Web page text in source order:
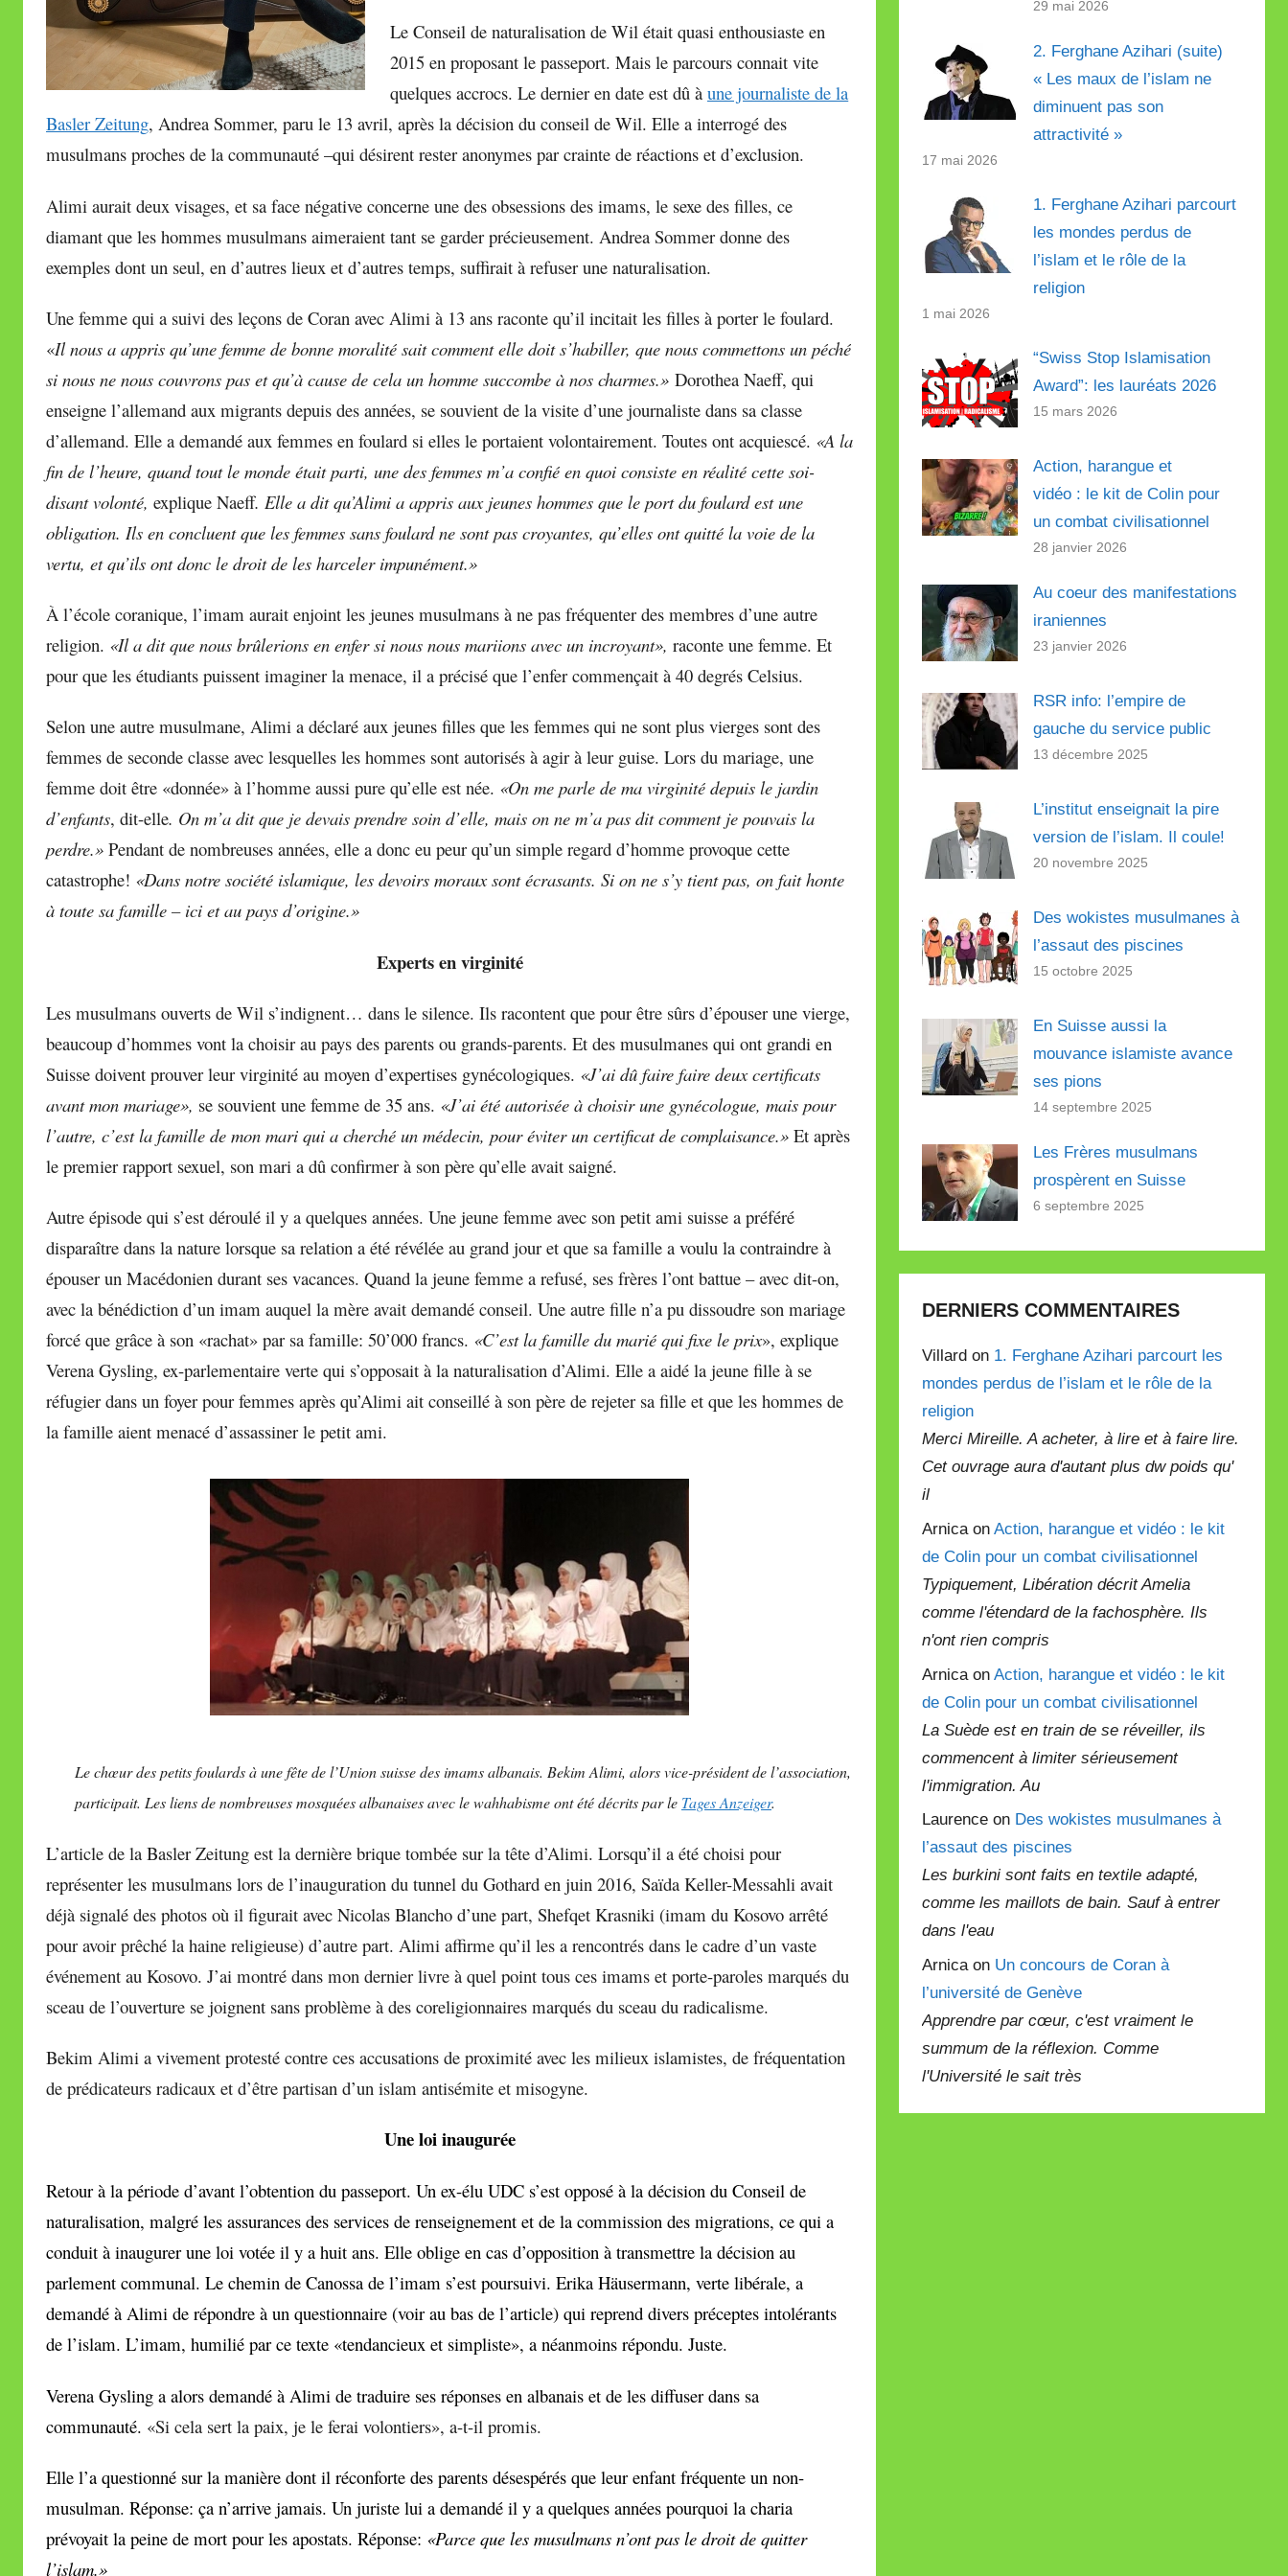
Le Conseil de naturalisation de Wil était quasi enthousiaste en
2015 en proposant le passeport. Mais le parcours connait vite
quelques accrocs. Le dernier en date est dû àune journaliste de la
Basler Zeitung, Andrea Sommer, paru le 13 avril, après la décision du conseil de Wil. Elle a interrogé des
musulmans proches de la communauté –qui désirent rester anonymes par crainte de réactions et d’exclusion.
Alimi aurait deux visages, et sa face négative concerne une des obsessions des imams, le sexe des filles, ce
diamant que les hommes musulmans aimeraient tant se garder précieusement. Andrea Sommer donne des
exemples dont un seul, en d’autres lieux et d’autres temps, suffirait à refuser une naturalisation.
Une femme qui a suivi des leçons de Coran avec Alimi à 13 ans raconte qu’il incitait les filles à porter le foulard.
«Il nous a appris qu’une femme de bonne moralité sait comment elle doit s’habiller, que nous commettons un péché
si nous ne nous couvrons pas et qu’à cause de cela un homme succombe à nos charmes.» Dorothea Naeff, qui
enseigne l’allemand aux migrants depuis des années, se souvient de la visite d’une journaliste dans sa classe
d’allemand. Elle a demandé aux femmes en foulard si elles le portaient volontairement. Toutes ont acquiescé. «A la
fin de l’heure, quand tout le monde était parti, une des femmes m’a confié en quoi consiste en réalité cette soi-
disant volonté, explique Naeff. Elle a dit qu’Alimi a appris aux jeunes hommes que le port du foulard est une
obligation. Ils en concluent que les femmes sans foulard ne sont pas croyantes, qu’elles ont quitté la voie de la
vertu, et qu’ils ont donc le droit de les harceler impunément.»
À l’école coranique, l’imam aurait enjoint les jeunes musulmans à ne pas fréquenter des membres d’une autre
religion. «Il a dit que nous brûlerions en enfer si nous nous mariions avec un incroyant», raconte une femme. Et
pour que les étudiants puissent imaginer la menace, il a précisé que l’enfer commençait à 40 degrés Celsius.
Selon une autre musulmane, Alimi a déclaré aux jeunes filles que les femmes qui ne sont plus vierges sont des
femmes de seconde classe avec lesquelles les hommes sont autorisés à agir à leur guise. Lors du mariage, une
femme doit être «donnée» à l’homme aussi pure qu’elle est née. «On me parle de ma virginité depuis le jardin
d’enfants, dit-elle. On m’a dit que je devais prendre soin d’elle, mais on ne m’a pas dit comment je pouvais la
perdre.» Pendant de nombreuses années, elle a donc eu peur qu’un simple regard d’homme provoque cette
catastrophe! «Dans notre société islamique, les devoirs moraux sont écrasants. Si on ne s’y tient pas, on fait honte
à toute sa famille – ici et au pays d’origine.»
Experts en virginité
Les musulmans ouverts de Wil s’indignent… dans le silence. Ils racontent que pour être sûrs d’épouser une vierge,
beaucoup d’hommes vont la choisir au pays des parents ou grands-parents. Et des musulmanes qui ont grandi en
Suisse doivent prouver leur virginité au moyen d’expertises gynécologiques. «J’ai dû faire faire deux certificats
avant mon mariage», se souvient une femme de 35 ans. «J’ai été autorisée à choisir une gynécologue, mais pour
l’autre, c’est la famille de mon mari qui a cherché un médecin, pour éviter un certificat de complaisance.» Et après
le premier rapport sexuel, son mari a dû confirmer à son père qu’elle avait saigné.
Autre épisode qui s’est déroulé il y a quelques années. Une jeune femme avec son petit ami suisse a préféré
disparaître dans la nature lorsque sa relation a été révélée au grand jour et que sa famille a voulu la contraindre à
épouser un Macédonien durant ses vacances. Quand la jeune femme a refusé, ses frères l’ont battue – avec dit-on,
avec la bénédiction d’un imam auquel la mère avait demandé conseil. Une autre fille n’a pu dissoudre son mariage
forcé que grâce à son «rachat» par sa famille: 50’000 francs. «C’est la famille du marié qui fixe le prix», explique
Verena Gysling, ex-parlementaire verte qui s’opposait à la naturalisation d’Alimi. Elle a aidé la jeune fille à se
réfugier dans un foyer pour femmes après qu’Alimi ait conseillé à son père de rejeter sa fille et que les hommes de
la famille aient menacé d’assassiner le petit ami.
Le chœur des petits foulards à une fête de l’Union suisse des imams albanais. Bekim Alimi, alors vice-président de l’association,
participait. Les liens de nombreuses mosquées albanaises avec le wahhabisme ont été décrits par le Tages Anzeiger.
L’article de la Basler Zeitung est la dernière brique tombée sur la tête d’Alimi. Lorsqu’il a été choisi pour
représenter les musulmans lors de l’inauguration du tunnel du Gothard en juin 2016, Saïda Keller-Messahli avait
déjà signalé des photos où il figurait avec Nicolas Blancho d’une part, Shefqet Krasniki (imam du Kosovo arrêté
pour avoir prêché la haine religieuse) d’autre part. Alimi affirme qu’il les a rencontrés dans le cadre d’un vaste
événement au Kosovo. J’ai montré dans mon dernier livre à quel point tous ces imams et porte-paroles marqués du
sceau de l’ouverture se joignent sans problème à des coreligionnaires marqués du sceau du radicalisme.
Bekim Alimi a vivement protesté contre ces accusations de proximité avec les milieux islamistes, de fréquentation
de prédicateurs radicaux et d’être partisan d’un islam antisémite et misogyne.
Une loi inaugurée
Retour à la période d’avant l’obtention du passeport. Un ex-élu UDC s’est opposé à la décision du Conseil de
naturalisation, malgré les assurances des services de renseignement et de la commission des migrations, ce qui a
conduit à inaugurer une loi votée il y a huit ans. Elle oblige en cas d’opposition à transmettre la décision au
parlement communal. Le chemin de Canossa de l’imam s’est poursuivi. Erika Häusermann, verte libérale, a
demandé à Alimi de répondre à un questionnaire (voir au bas de l’article) qui reprend divers préceptes intolérants
de l’islam. L’imam, humilié par ce texte «tendancieux et simpliste», a néanmoins répondu. Juste.
Verena Gysling a alors demandé à Alimi de traduire ses réponses en albanais et de les diffuser dans sa
communauté. «Si cela sert la paix, je le ferai volontiers», a-t-il promis.
Elle l’a questionné sur la manière dont il réconforte des parents désespérés que leur enfant fréquente un non-
musulman. Réponse: ça n’arrive jamais. Un juriste lui a demandé il y a quelques années pourquoi la charia
prévoyait la peine de mort pour les apostats. Réponse: «Parce que les musulmans n’ont pas le droit de quitter
l’islam.»
29 mai 2026
2. Ferghane Azihari (suite)
« Les maux de l’islam ne
diminuent pas son
attractivité »
17 mai 2026
1. Ferghane Azihari parcourt
les mondes perdus de
l’islam et le rôle de la
religion
1 mai 2026
“Swiss Stop Islamisation
Award”: les lauréats 2026
15 mars 2026
Action, harangue et
vidéo : le kit de Colin pour
un combat civilisationnel
28 janvier 2026
Au coeur des manifestations
iraniennes
23 janvier 2026
RSR info: l’empire de
gauche du service public
13 décembre 2025
L’institut enseignait la pire
version de l’islam. Il coule!
20 novembre 2025
Des wokistes musulmanes à
l’assaut des piscines
15 octobre 2025
En Suisse aussi la
mouvance islamiste avance
ses pions
14 septembre 2025
Les Frères musulmans
prospèrent en Suisse
6 septembre 2025
DERNIERS COMMENTAIRES
Villard on 1. Ferghane Azihari parcourt les
mondes perdus de l’islam et le rôle de la
religion
Merci Mireille. A acheter, à lire et à faire lire.
Cet ouvrage aura d'autant plus dw poids qu'
il
Arnica onAction, harangue et vidéo : le kit
de Colin pour un combat civilisationnel
Typiquement, Libération décrit Amelia
comme l'étendard de la fachosphère. Ils
n'ont rien compris
Arnica onAction, harangue et vidéo : le kit
de Colin pour un combat civilisationnel
La Suède est en train de se réveiller, ils
commencent à limiter sérieusement
l'immigration. Au
Laurence on Des wokistes musulmanes à
l’assaut des piscines
Les burkini sont faits en textile adapté,
comme les maillots de bain. Sauf à entrer
dans l'eau
Arnica on Un concours de Coran à
l’université de Genève
Apprendre par cœur, c'est vraiment le
summum de la réflexion. Comme
l'Université le sait très